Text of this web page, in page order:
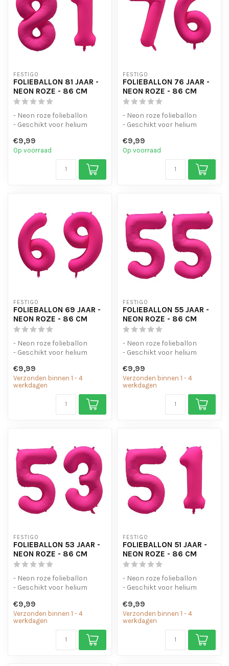
FESTIGO
FOLIEBALLON 81 JAAR -
NEON ROZE - 86 CM
- Neon roze folieballon
- Geschikt voor helium
op te...
€9,99
Op voorraad
FESTIGO
FOLIEBALLON 76 JAAR -
NEON ROZE - 86 CM
- Neon roze folieballon
- Geschikt voor helium
op te...
€9,99
Op voorraad
FESTIGO
FOLIEBALLON 69 JAAR -
NEON ROZE - 86 CM
- Neon roze folieballon
- Geschikt voor helium
op te...
€9,99
Verzonden binnen 1 - 4
werkdagen
FESTIGO
FOLIEBALLON 55 JAAR -
NEON ROZE - 86 CM
- Neon roze folieballon
- Geschikt voor helium
op te...
€9,99
Verzonden binnen 1 - 4
werkdagen
FESTIGO
FOLIEBALLON 53 JAAR -
NEON ROZE - 86 CM
- Neon roze folieballon
- Geschikt voor helium
op te...
€9,99
Verzonden binnen 1 - 4
werkdagen
FESTIGO
FOLIEBALLON 51 JAAR -
NEON ROZE - 86 CM
- Neon roze folieballon
- Geschikt voor helium
op te...
€9,99
Verzonden binnen 1 - 4
werkdagen